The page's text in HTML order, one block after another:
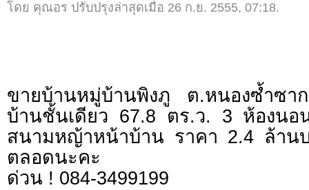
โดย คุณอร ปรับปรุงล่าสุดเมื่อ 26 ก.ย. 2555, 07:18.
ขายบ้านหมู่บ้านพิงภู ต.หนองซ้ำซ
บ้านชั้นเดียว 67.8 ตร.ว. 3 ห้องน
สนามหญ้าหน้าบ้าน ราคา 2.4 ล้าน
ตลอดนะคะ
ด่วน ! 084-3499199